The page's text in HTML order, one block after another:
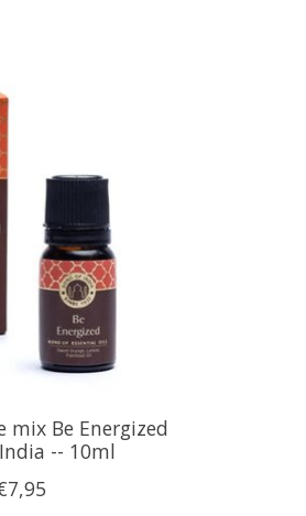
mix Be Energized
-- 10ml